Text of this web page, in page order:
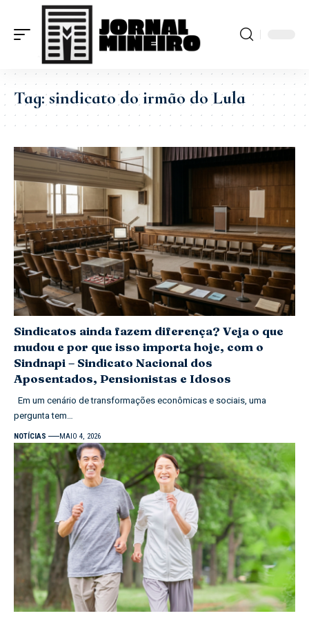
Tag:sindicato do irmão do Lula
Sindicatos ainda fazem diferença? Veja o que
mudou e por que isso importa hoje, com o
Sindnapi – Sindicato Nacional dos
Aposentados, Pensionistas e Idosos
Em um cenário de transformações econômicas e sociais, uma
pergunta tem…
NOTÍCIAS MAIO 4, 2026